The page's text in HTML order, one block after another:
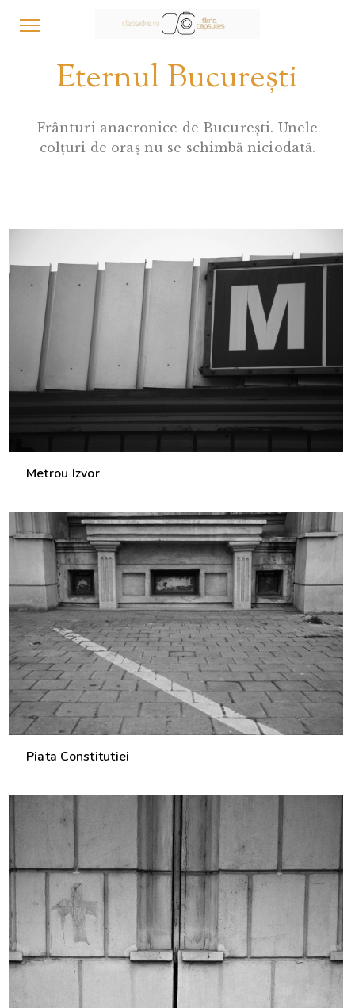
Eternul București
Frânturi anacronice de București. Unele
colțuri de oraș nu se schimbă niciodată.
0
Metrou Izvor
0
Piata Constitutiei